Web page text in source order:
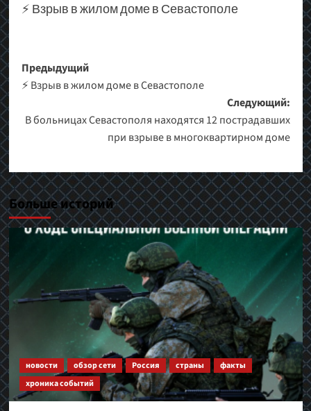
⚡️ Взрыв в жилом доме в Севастополе
Навигация
записи
Предыдущий
⚡️ Взрыв в жилом доме в Севастополе
Следующий:
В больницах Севастополя находятся 12 пострадавших
при взрыве в многоквартирном доме
Больше историй
новости обзор сети Россия страны
факты
хроника событий